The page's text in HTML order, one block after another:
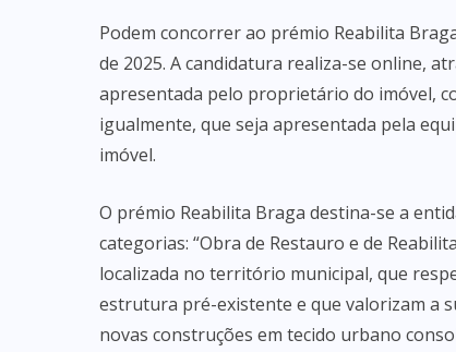
Podem concorrer ao prémio Reabilita
de 2025. A candidatura realiza-se online,
apresentada pelo proprietário do imóvel,
igualmente, que seja apresentada pela
imóvel.
O prémio Reabilita Braga destina-se a
categorias: “Obra de Restauro e de
localizada no território municipal, que
estrutura pré-existente e que valorizam a
novas construções em tecido urbano